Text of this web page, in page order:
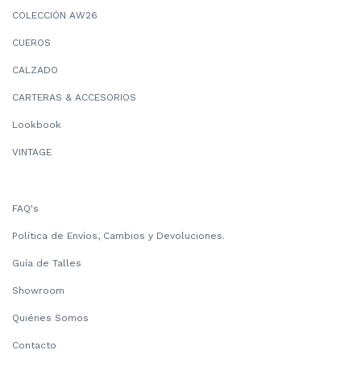
COLECCIÓN AW26
CUEROS
CALZADO
CARTERAS & ACCESORIOS
Lookbook
VINTAGE
FAQ's
Política de Envíos, Cambios y Devoluciones.
Guía de Talles
Showroom
Quiénes Somos
Contacto